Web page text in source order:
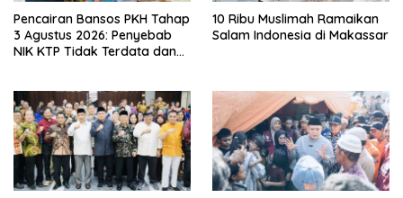
Pencairan Bansos PKH Tahap
3 Agustus 2026: Penyebab
NIK KTP Tidak Terdata dan
10 Ribu Muslimah Ramaikan
Salam Indonesia di Makassar